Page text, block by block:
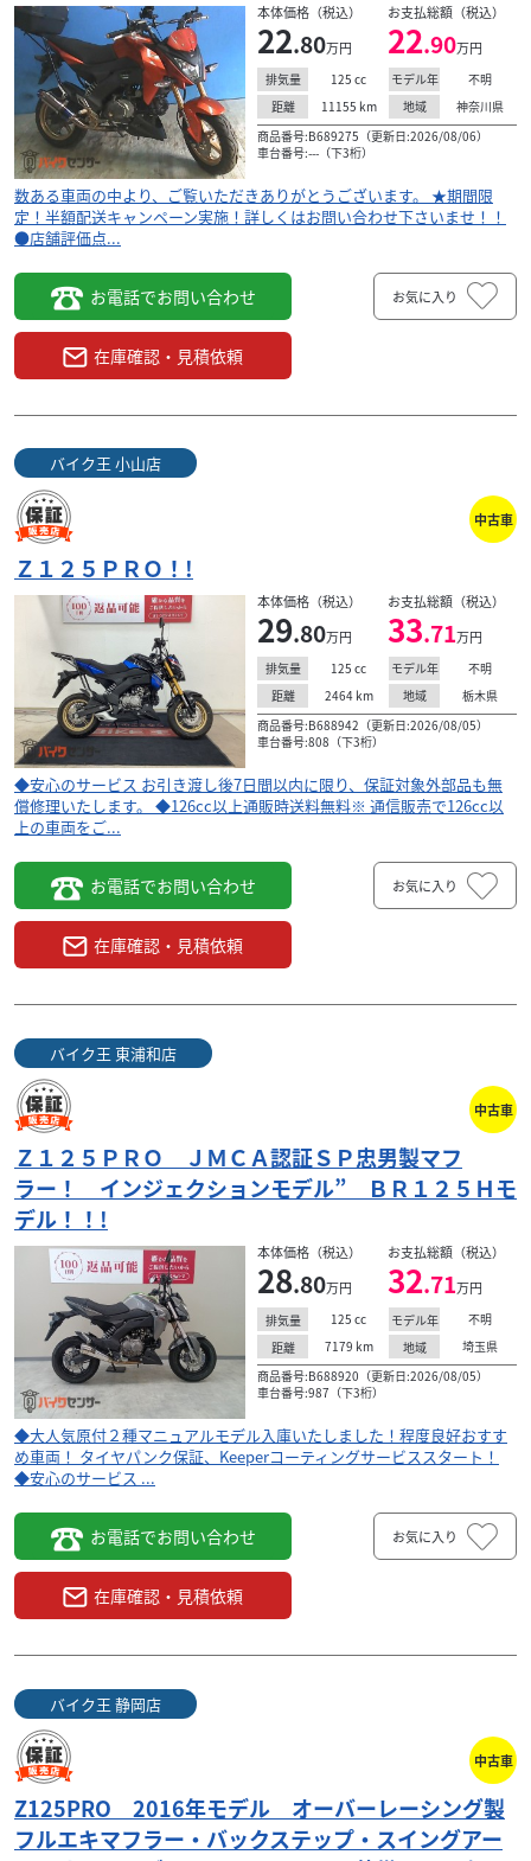
本体価格（税込）
22.80万円
お支払総額（税込）
22.90万円
排気量 125 cc モデル年
不明
距離
11155 km 地域
神奈川県
商品番号:B689275（更新日:2026/08/06）
車台番号:---（下3桁）
数ある車両の中より、ご覧いただきありがとうございます。 ★期間限
定！半額配送キャンペーン実施！詳しくはお問い合わせ下さいませ！！
●店舗評価点...
お電話でお問い合わせ
在庫確認・見積依頼
お気に入り
バイク王 小山店
中古車
Ｚ１２５ＰＲＯ！!
本体価格（税込）
29.80万円
お支払総額（税込）
33.71万円
排気量 125 cc モデル年
不明
距離
2464 km 地域
栃木県
商品番号:B688942（更新日:2026/08/05）
車台番号:808（下3桁）
◆安心のサービス お引き渡し後7日間以内に限り、保証対象外部品も無
償修理いたします。 ◆126cc以上通販時送料無料※ 通信販売で126cc以
上の車両をご...
お電話でお問い合わせ
在庫確認・見積依頼
お気に入り
バイク王 東浦和店
中古車
Ｚ１２５ＰＲＯ ＪＭＣＡ認証ＳＰ忠男製マフ
ラー！ インジェクションモデル” ＢＲ１２５Ｈモ
デル！！!
本体価格（税込）
28.80万円
お支払総額（税込）
32.71万円
排気量 125 cc モデル年
不明
距離
7179 km 地域
埼玉県
商品番号:B688920（更新日:2026/08/05）
車台番号:987（下3桁）
◆大人気原付２種マニュアルモデル入庫いたしました！程度良好おすす
め車両！ タイヤパンク保証、Keeperコーティングサービススタート！
◆安心のサービス ...
お電話でお問い合わせ
在庫確認・見積依頼
お気に入り
バイク王 静岡店
中古車
Z125PRO 2016年モデル オーバーレーシング製
フルエキマフラー・バックステップ・スイングアー